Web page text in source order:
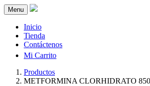
Menu
Inicio
Tienda
Contáctenos
Mi Carrito
Productos
METFORMINA CLORHIDRATO